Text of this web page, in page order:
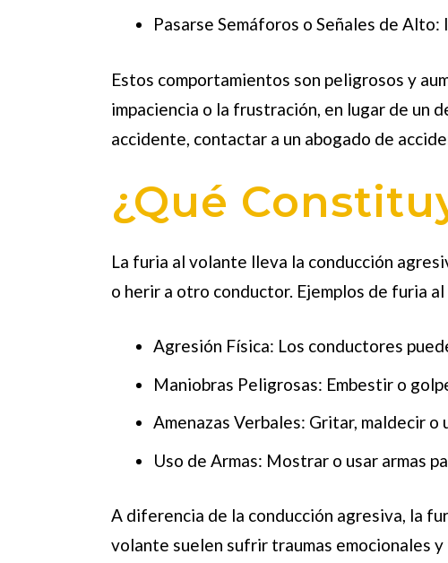
Pasarse Semáforos o Señales de Alto:
Estos comportamientos son peligrosos y
impaciencia o la frustración, en lugar de un
accidente, contactar a un abogado de
¿Qué
La furia al volante lleva la conducción
o herir a otro conductor. Ejemplos de furia
Agresión Física: Los conductores
Maniobras Peligrosas: Embestir o
Amenazas Verbales: Gritar, maldecir o
Uso de Armas: Mostrar o usar armas
A diferencia de la conducción agresiva, la
volante suelen sufrir traumas emocionales